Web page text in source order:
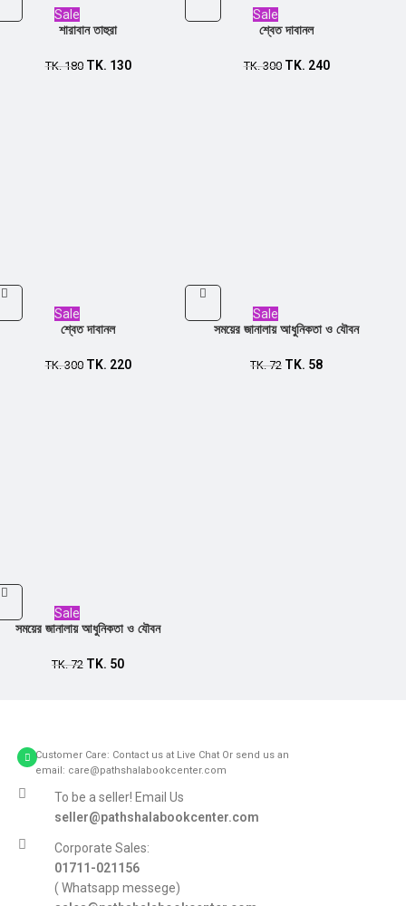
Sale
শারাবান তাহুরা
TK.180 TK. 130
Sale
শ্বেত দাবানল
TK.300 TK. 240
Sale
শ্বেত দাবানল
TK.300 TK. 220
Sale
সময়ের জানালায় আধুনিকতা ও যৌবন
TK.72 TK. 58
Sale
সময়ের জানালায় আধুনিকতা ও যৌবন
TK.72 TK. 50
Customer Care: Contact us at Live Chat Or send us an
email: care@pathshalabookcenter.com
To be a seller! Email Us
seller@pathshalabookcenter.com
Corporate Sales:
01711-021156
( Whatsapp messege)